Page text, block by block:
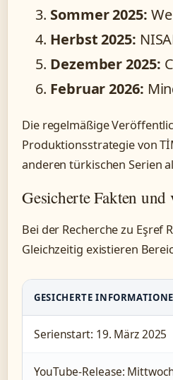
Sommer 2025:
Herbst 2025:
Dezember 2025:
Februar 2026:
Die regelmäßige
Produktionsstrategie von
anderen türkischen Serien
Gesicherte Fakten
Bei der Recherche zu Eşref
Gleichzeitig existieren
GESICHERTE
Serienstart: 19. März 2025
YouTube-Release: